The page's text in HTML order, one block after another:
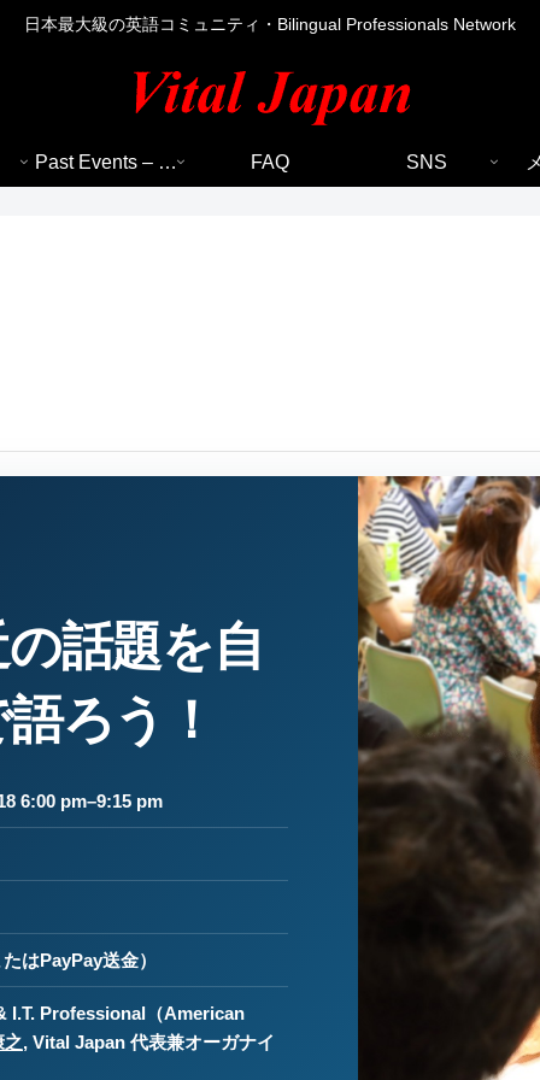
日本最大級の英語コミュニティ・Bilingual Professionals Network
Past Events – 過去のイベント FAQ SNS
話題を自
ろう！
6:00 pm–9:15 pm
はPayPay送金）
I.T. Professional（American
之, Vital Japan 代表兼オーガナイ